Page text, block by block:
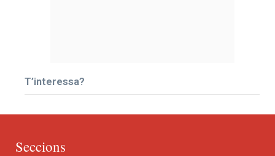
T’interessa?
Seccions